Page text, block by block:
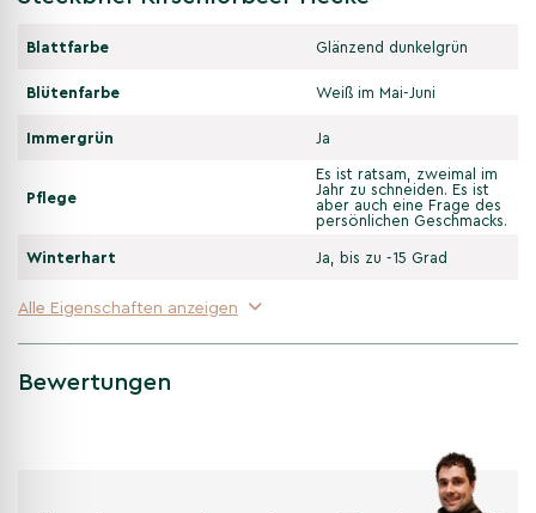
Blattfarbe Glänzend dunkelgrün
Blütenfarbe Weiß im Mai-Juni
Immergrün Ja
Pflege
Es ist ratsam, zweimal im
Jahr zu schneiden. Es ist
aber auch eine Frage des
persönlichen Geschmacks.
Winterhart Ja, bis zu -15 Grad
Alle Eigenschaften anzeigen
Bewertungen